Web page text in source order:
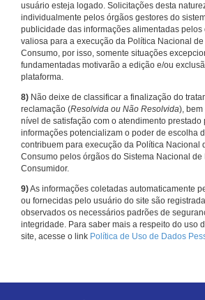
usuário esteja logado. Solicitações desta
individualmente pelos órgãos gestores do
publicidade das informações alimentadas pelos
valiosa para a execução da Política Nacional
Consumo, por isso, somente situações
fundamentadas motivarão a edição e/ou
plataforma.
8) Não deixe de classificar a finalização do
reclamação (Resolvida ou Não Resolvida), bem
nível de satisfação com o atendimento prestado
informações potencializam o poder de escolha
contribuem para execução da Política Nacional
Consumo pelos órgãos do Sistema Nacional de
Consumidor.
9)As informações coletadas automaticamente
ou fornecidas pelo usuário do site são
observados os necessários padrões de
integridade. Para saber mais a respeito do uso
site, acesse o link Política de Uso de Dados